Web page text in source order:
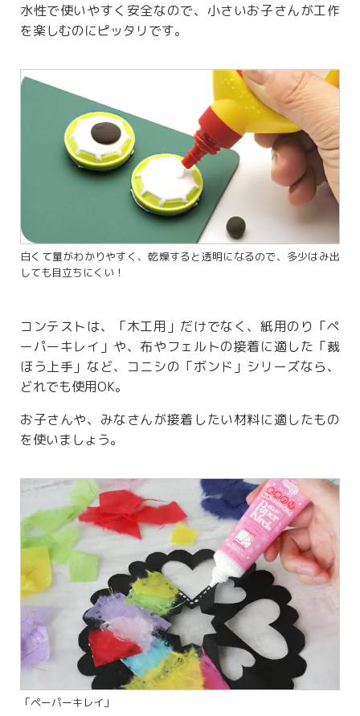
水性で使いやすく安全なので、小さいお子さんが工作
を楽しむのにピッタリです。
白くて量がわかりやすく、乾燥すると透明になるので、多少はみ出
しても目立ちにくい！
コンテストは、「木工用」だけでなく、紙用のり「ペ
ーパーキレイ」や、布やフェルトの接着に適した「裁
ほう上手」など、コニシの「ボンド」シリーズなら、
どれでも使用OK。
お子さんや、みなさんが接着したい材料に適したもの
を使いましょう。
「ペーパーキレイ」